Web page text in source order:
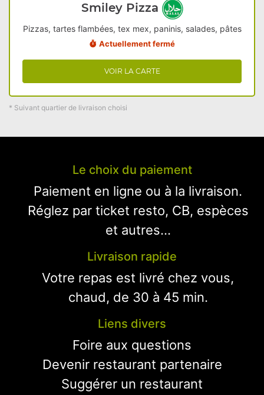
Smiley Pizza
Pizzas, tartes flambées, tex mex, paninis, salades, pâtes
Actuellement fermé
VOIR LA CARTE
* Suivant quartier de livraison choisi
Le choix du paiement
Paiement en ligne ou à la livraison.
Réglez par ticket resto, CB, espèces
et autres...
Livraison rapide
Votre repas est livré chez vous,
chaud, de 30 à 45 min.
Liens divers
Foire aux questions
Devenir restaurant partenaire
Suggérer un restaurant